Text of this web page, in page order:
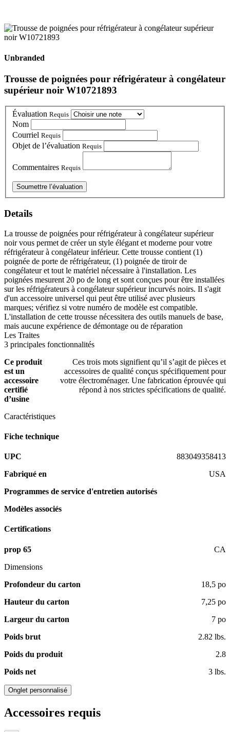
Unbranded
Trousse de poignées pour réfrigérateur à congélateur
supérieur noir W10721893
Évaluation Requis
Nom
Courriel Requis
Objet de l’évaluation Requis
Commentaires Requis
Details
La trousse de poignées pour réfrigérateur à congélateur supérieur
noir vous permet de créer un style élégant et moderne pour votre
réfrigérateur à congélateur inférieur. Cette trousse contient (1)
poignée de porte de réfrigérateur, (1) poignée de tiroir de
congélateur et tout le matériel nécessaire à l'installation. Les
poignées mesurent 20 po de long et sont conçues pour être installées
sur les réfrigérateurs à congélateur supérieur incurvés noirs. Il s'agit
d'un accessoire universel qui peut être utilisé avec plusieurs
marques; vérifiez si votre numéro de modèle est compatible.
L'installation de cette trousse nécessitera des outils manuels de base,
mais aucune expérience de démontage ou de réparation
Les Traites
3 principales fonctionnalités
Ce produit
est un
accessoire
certifié
d’usine
Ces trois mots signifient qu’il s’agit de pièces et
accessoires de qualité conçus spécifiquement pour
votre électroménager. Une fabrication éprouvée qui
répond à nos strictes spécifications de qualité.
Caractéristiques
Fiche technique
UPC
883049358413
Fabriqué en
USA
Programmes de service d'entretien autorisés
Modèles associés
Certifications
prop 65
CA
Dimensions
Profondeur du carton
18,5 po
Hauteur du carton
7,25 po
Largeur du carton
7 po
Poids brut
2.82 lbs.
Poids du produit
2.8
Poids net
3 lbs.
Onglet personnalisé
Accessoires requis